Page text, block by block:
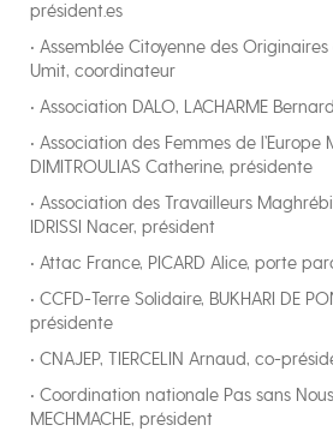
président.es
• Assemblée Citoyenne des Originaires
Umit, coordinateur
• Association DALO, LACHARME
• Association des Femmes de l’Europe
DIMITROULIAS Catherine, présidente
• Association des Travailleurs
IDRISSI Nacer, président
• Attac France, PICARD Alice, porte
• CCFD-Terre Solidaire, BUKHARI DE
présidente
• CNAJEP, TIERCELIN Arnaud, co-
• Coordination nationale Pas sans
MECHMACHE, président